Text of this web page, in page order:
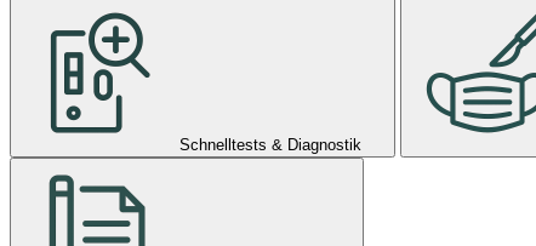
Schnelltests & Diagnostik